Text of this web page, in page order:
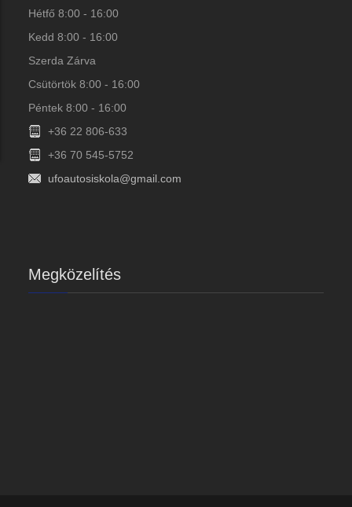
Hétfő 8:00 - 16:00
Kedd 8:00 - 16:00
Szerda Zárva
Csütörtök 8:00 - 16:00
Péntek 8:00 - 16:00
+36 22 806-633
+36 70 545-5752
ufoautosiskola@gmail.com
Megközelítés